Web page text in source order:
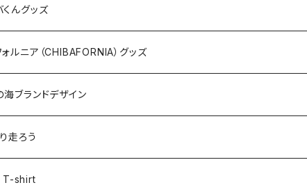
ァイル
ッグ
ッグ
ー
ジ
ルダー
ァイル
ー
ジ
ルダー
ァイル
ー
ー大
ジ
32mm
54mm
グ
さんコラボグッズ
ー
シュ
ーホルダー
ー
ジ
ァイル
くんグッズ
ッグ
カー
ォルニア（CHIBAFORNIA）グッズ
カー
ブランドデザイン
走ろう
T-shirt